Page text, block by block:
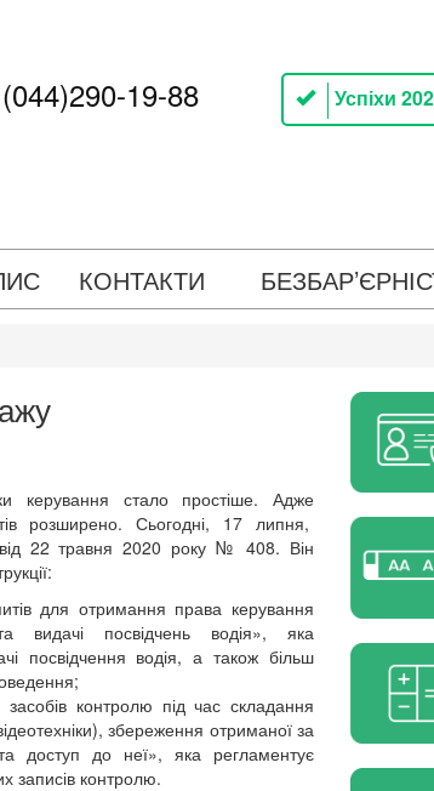
(044)290-19-88 Успіхи
КОНТАКТИ
керування стало простіше. Адже
розширено. Сьогодні, 17 липня,
22 травня 2020 року № 408. Він
для отримання права керування
видачі посвідчень водія», яка
посвідчення водія, а також більш
контролю під час складання
збереження отриманої за
доступ до неї», яка регламентує
записів контролю.